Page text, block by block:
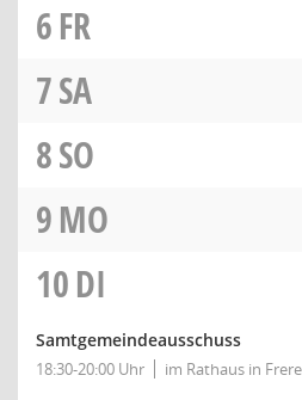
6FR
7SA
8SO
9MO
10DI
Samtgemeindeausschuss
18:30-20:00 Uhr im Rathaus in